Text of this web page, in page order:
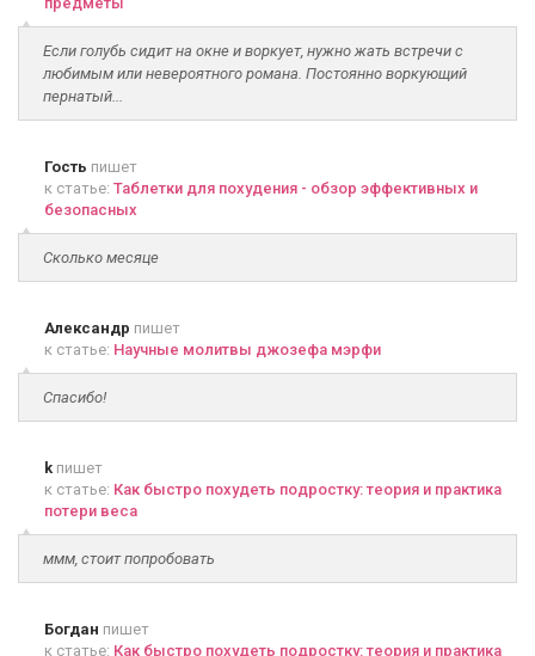
Если голубь сидит на окне и воркует, нужно жать встречи с
любимым или невероятного романа. Постоянно воркующий
пернатый...
Гость пишет
к статье: Таблетки для похудения - обзор эффективных и
безопасных
Сколько месяце
Александр пишет
к статье: Научные молитвы джозефа мэрфи
Спасибо!
k пишет
к статье: Как быстро похудеть подростку: теория и практика
потери веса
ммм, стоит попробовать
Богдан пишет
к статье: Как быстро похудеть подростку: теория и практика